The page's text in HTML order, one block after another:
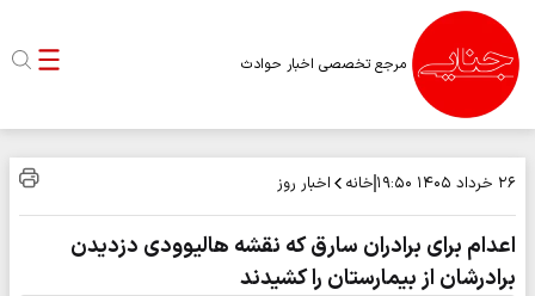
مرجع تخصصی اخبار حوادث
۲۶ خرداد ۱۴۰۵ ۱۹:۵۰ خانه اخبار روز
اعدام برای برادران سارق که نقشه هالیوودی دزدیدن
برادرشان از بیمارستان را کشیدند